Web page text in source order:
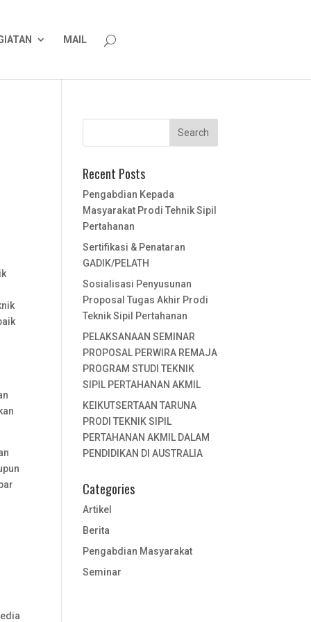
MAIL
Recent Posts
Pengabdian Kepada
Masyarakat Prodi Tehnik Sipil
Pertahanan
Sertifikasi & Penataran
GADIK/PELATH
Sosialisasi Penyusunan
Proposal Tugas Akhir Prodi
Teknik Sipil Pertahanan
PELAKSANAAN SEMINAR
PROPOSAL PERWIRA REMAJA
PROGRAM STUDI TEKNIK
SIPIL PERTAHANAN AKMIL
KEIKUTSERTAAN TARUNA
PRODI TEKNIK SIPIL
PERTAHANAN AKMIL DALAM
PENDIDIKAN DI AUSTRALIA
Categories
Artikel
Berita
Pengabdian Masyarakat
Seminar